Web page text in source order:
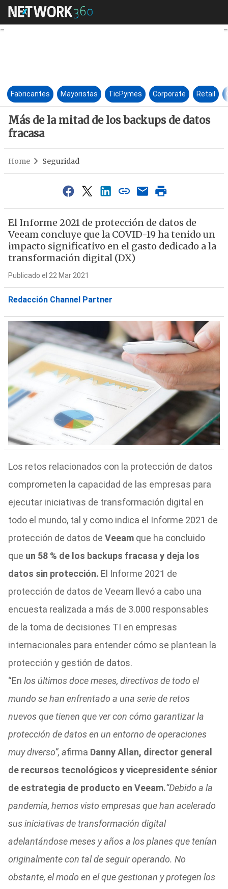
Más de la mitad de los
Fabricantes Mayoristas TicPymes Corporate Retail
Más de la mitad de los backups de datos
fracasa
Home Seguridad
El Informe 2021 de protección de datos de
Veeam concluye que la COVID-19 ha tenido un
impacto significativo en el gasto dedicado a la
transformación digital (DX)
Publicado el 22 Mar 2021
Redacción Channel Partner
Los retos relacionados con la protección de datos
comprometen la capacidad de las empresas para
ejecutar iniciativas de transformación digital en
todo el mundo, tal y como indica el Informe 2021 de
protección de datos de Veeamque ha concluido
que un 58 % de los backups fracasa y deja los
datos sin protección. El Informe 2021 de
protección de datos de Veeam llevó a cabo una
encuesta realizada a más de 3.000 responsables
de la toma de decisiones TI en empresas
internacionales para entender cómo se plantean la
protección y gestión de datos.
“En los últimos doce meses, directivos de todo el
mundo se han enfrentado a una serie de retos
nuevos que tienen que ver con cómo garantizar la
protección de datos en un entorno de operaciones
muy diverso”, afirma Danny Allan, director general
de recursos tecnológicos y vicepresidente sénior
de estrategia de producto en Veeam.“Debido a la
pandemia, hemos visto empresas que han acelerado
sus iniciativas de transformación digital
adelantándose meses y años a los planes que tenían
originalmente con tal de seguir operando. No
obstante, el modo en el que gestionan y protegen los